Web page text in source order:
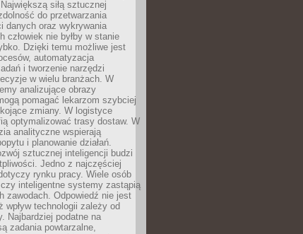
siłą sztucznej
do przetwarzania
danych oraz wykrywania
człowiek nie byłby w stanie
Dzięki temu możliwe jest
automatyzacja
i tworzenie narzędzi
w wielu branżach. W
analizujące obrazy
pomagać lekarzom szybciej
zmiany. W logistyce
optymalizować trasy dostaw. W
analityczne wspierają
i planowanie działań.
sztucznej inteligencji budzi
Jedno z najczęściej
rynku pracy. Wiele osób
inteligentne systemy zastąpią
zawodach. Odpowiedź nie jest
wpływ technologii zależy od
Najbardziej podatne na
zadania powtarzalne,